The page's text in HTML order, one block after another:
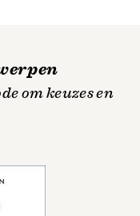
om keuzes en